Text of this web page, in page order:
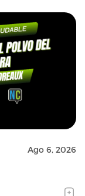
Ago 6, 2026